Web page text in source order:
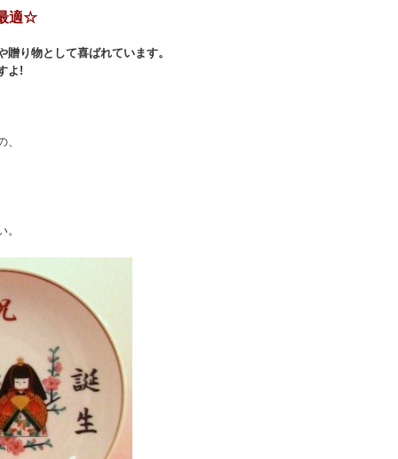
適☆
り物として喜ばれています。
よ!